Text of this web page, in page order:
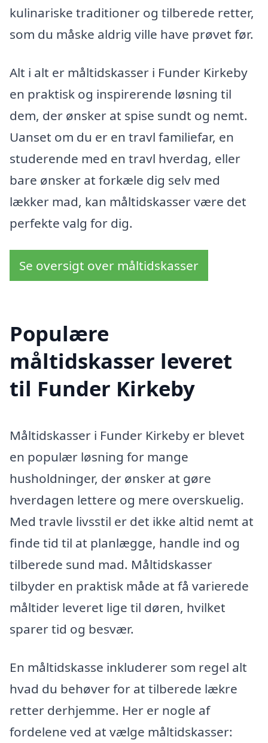
kulinariske traditioner og tilberede retter,
som du måske aldrig ville have prøvet før.
Alt i alt er måltidskasser i Funder Kirkeby
en praktisk og inspirerende løsning til
dem, der ønsker at spise sundt og nemt.
Uanset om du er en travl familiefar, en
studerende med en travl hverdag, eller
bare ønsker at forkæle dig selv med
lækker mad, kan måltidskasser være det
perfekte valg for dig.
Se oversigt over måltidskasser
Populære
måltidskasser leveret
til Funder Kirkeby
Måltidskasser i Funder Kirkeby er blevet
en populær løsning for mange
husholdninger, der ønsker at gøre
hverdagen lettere og mere overskuelig.
Med travle livsstil er det ikke altid nemt at
finde tid til at planlægge, handle ind og
tilberede sund mad. Måltidskasser
tilbyder en praktisk måde at få varierede
måltider leveret lige til døren, hvilket
sparer tid og besvær.
En måltidskasse inkluderer som regel alt
hvad du behøver for at tilberede lækre
retter derhjemme. Her er nogle af
fordelene ved at vælge måltidskasser: